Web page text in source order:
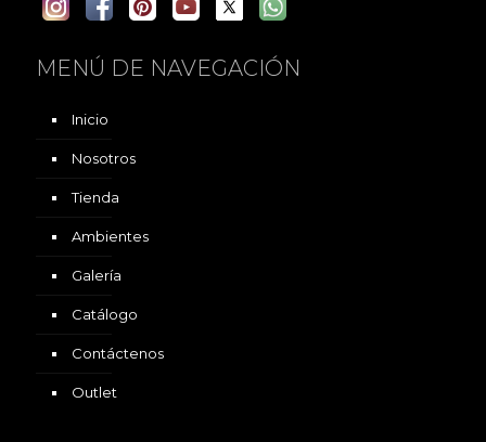
MENÚ DE NAVEGACIÓN
Inicio
Nosotros
Tienda
Ambientes
Galería
Catálogo
Contáctenos
Outlet